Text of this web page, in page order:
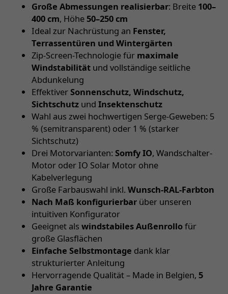
Große Abmessungen realisierbar: Breite 100–
400 cm, Höhe 50–250 cm
Ideal zur Nachrüstung an Fenster,
Terrassentüren und Wintergärten
Zip-Screen-Technologie für maximale
Windstabilität und vollständige seitliche
Abdunkelung
EffektiverSonnenschutz, Windschutz,
Sichtschutz und Insektenschutz
Wahl aus zwei hochwertigen Serge-Geweben: 5
% (semitransparent) oder 1 % (starker
Sichtschutz)
Drei Motorvarianten: Somfy IO, Wandschalter-
Motor oder IO Solar Motor ohne
Kabelverlegung
Große Farbauswahl inkl. Wunsch-RAL-Farbton
Nach Maß konfigurierbar über unseren
intuitiven Konfigurator
Geeignet als windstabiles Außenrollofür
große Glasflächen
Einfache Selbstmontage dank klar
strukturierter Anleitung
Hervorragende Qualität – Made in Belgien, 5
Jahre Garantie